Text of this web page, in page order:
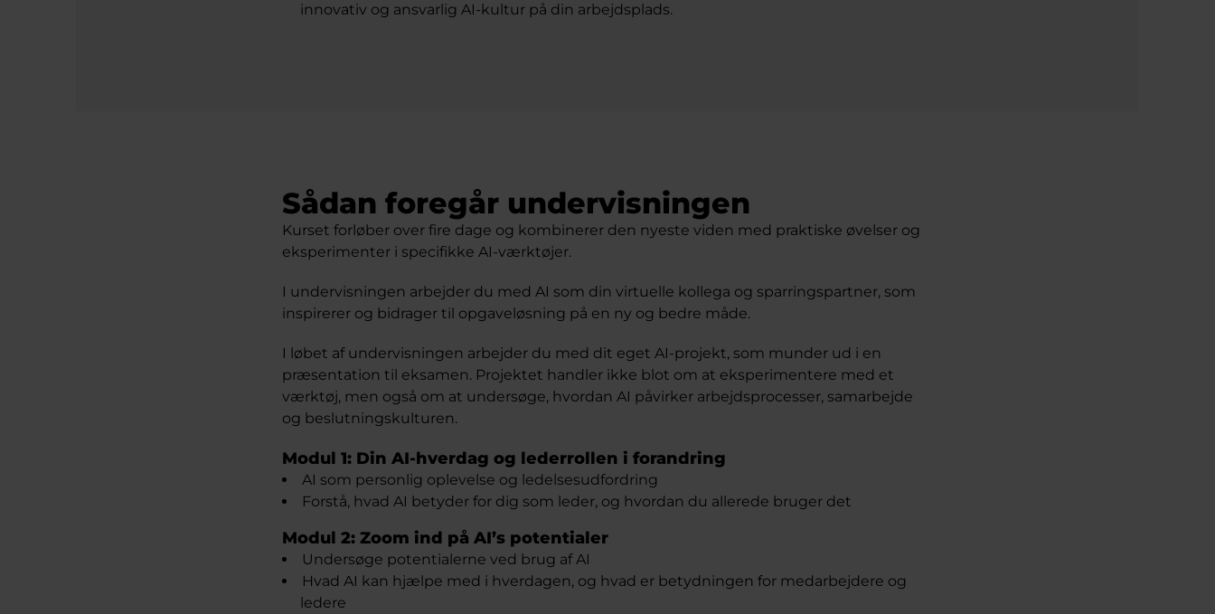
innovativ og ansvarlig AI-kultur på din arbejdsplads.
Sådan foregår undervisningen
Kurset forløber over fire dage og kombinerer den nyeste viden med praktiske øvelser og
eksperimenter i specifikke AI-værktøjer.
I undervisningen arbejder du med AI som din virtuelle kollega og sparringspartner, som
inspirerer og bidrager til opgaveløsning på en ny og bedre måde.
I løbet af undervisningen arbejder du med dit eget AI-projekt, som munder ud i en
præsentation til eksamen. Projektet handler ikke blot om at eksperimentere med et
værktøj, men også om at undersøge, hvordan AI påvirker arbejdsprocesser, samarbejde
og beslutningskulturen.
Modul 1: Din AI-hverdag og lederrollen i forandring
AI som personlig oplevelse og ledelsesudfordring
Forstå, hvad AI betyder for dig som leder, og hvordan du allerede bruger det
Modul 2: Zoom ind på AI’s potentialer
Undersøge potentialerne ved brug af AI
Hvad AI kan hjælpe med i hverdagen, og hvad er betydningen for medarbejdere og
ledere